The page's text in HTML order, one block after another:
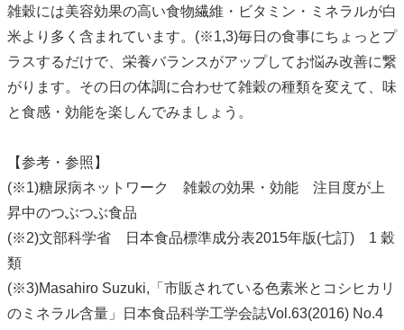
雑穀には美容効果の高い食物繊維・ビタミン・ミネラルが白
米より多く含まれています。(※1,3)毎日の食事にちょっとプ
ラスするだけで、栄養バランスがアップしてお悩み改善に繋
がります。その日の体調に合わせて雑穀の種類を変えて、味
と食感・効能を楽しんでみましょう。
【参考・参照】
(※1)糖尿病ネットワーク 雑穀の効果・効能 注目度が上
昇中のつぶつぶ食品
(※2)文部科学省 日本食品標準成分表2015年版(七訂) 1 穀
類
(※3)Masahiro Suzuki,「市販されている色素米とコシヒカリ
のミネラル含量」日本食品科学工学会誌Vol.63(2016) No.4